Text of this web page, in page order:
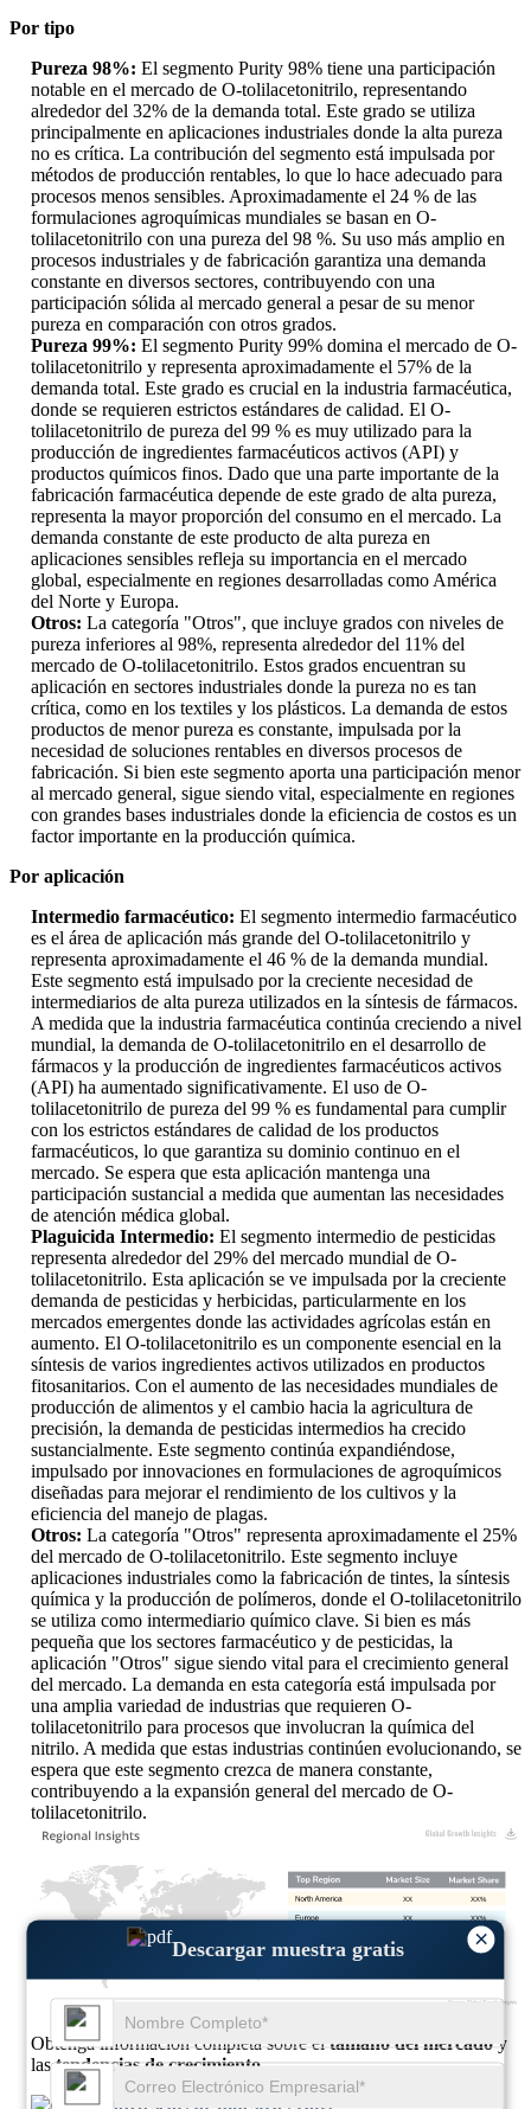
×
Descargar muestra gratis
Por tipo
Pureza 98%: El segmento Purity 98% tiene una participación
notable en el mercado de O-tolilacetonitrilo, representando
alrededor del 32% de la demanda total. Este grado se utiliza
principalmente en aplicaciones industriales donde la alta pureza
no es crítica. La contribución del segmento está impulsada por
métodos de producción rentables, lo que lo hace adecuado para
procesos menos sensibles. Aproximadamente el 24 % de las
formulaciones agroquímicas mundiales se basan en O-
tolilacetonitrilo con una pureza del 98 %. Su uso más amplio en
procesos industriales y de fabricación garantiza una demanda
constante en diversos sectores, contribuyendo con una
participación sólida al mercado general a pesar de su menor
pureza en comparación con otros grados.
Pureza 99%: El segmento Purity 99% domina el mercado de O-
tolilacetonitrilo y representa aproximadamente el 57% de la
demanda total. Este grado es crucial en la industria farmacéutica,
donde se requieren estrictos estándares de calidad. El O-
tolilacetonitrilo de pureza del 99 % es muy utilizado para la
producción de ingredientes farmacéuticos activos (API) y
productos químicos finos. Dado que una parte importante de la
fabricación farmacéutica depende de este grado de alta pureza,
representa la mayor proporción del consumo en el mercado. La
demanda constante de este producto de alta pureza en
aplicaciones sensibles refleja su importancia en el mercado
global, especialmente en regiones desarrolladas como América
del Norte y Europa.
Otros: La categoría "Otros", que incluye grados con niveles de
pureza inferiores al 98%, representa alrededor del 11% del
mercado de O-tolilacetonitrilo. Estos grados encuentran su
aplicación en sectores industriales donde la pureza no es tan
crítica, como en los textiles y los plásticos. La demanda de estos
productos de menor pureza es constante, impulsada por la
necesidad de soluciones rentables en diversos procesos de
fabricación. Si bien este segmento aporta una participación menor
al mercado general, sigue siendo vital, especialmente en regiones
con grandes bases industriales donde la eficiencia de costos es un
factor importante en la producción química.
Por aplicación
Intermedio farmacéutico: El segmento intermedio farmacéutico
es el área de aplicación más grande del O-tolilacetonitrilo y
representa aproximadamente el 46 % de la demanda mundial.
Este segmento está impulsado por la creciente necesidad de
intermediarios de alta pureza utilizados en la síntesis de fármacos.
A medida que la industria farmacéutica continúa creciendo a nivel
mundial, la demanda de O-tolilacetonitrilo en el desarrollo de
fármacos y la producción de ingredientes farmacéuticos activos
(API) ha aumentado significativamente. El uso de O-
tolilacetonitrilo de pureza del 99 % es fundamental para cumplir
con los estrictos estándares de calidad de los productos
farmacéuticos, lo que garantiza su dominio continuo en el
mercado. Se espera que esta aplicación mantenga una
participación sustancial a medida que aumentan las necesidades
de atención médica global.
Plaguicida Intermedio: El segmento intermedio de pesticidas
representa alrededor del 29% del mercado mundial de O-
tolilacetonitrilo. Esta aplicación se ve impulsada por la creciente
demanda de pesticidas y herbicidas, particularmente en los
mercados emergentes donde las actividades agrícolas están en
aumento. El O-tolilacetonitrilo es un componente esencial en la
síntesis de varios ingredientes activos utilizados en productos
fitosanitarios. Con el aumento de las necesidades mundiales de
producción de alimentos y el cambio hacia la agricultura de
precisión, la demanda de pesticidas intermedios ha crecido
sustancialmente. Este segmento continúa expandiéndose,
impulsado por innovaciones en formulaciones de agroquímicos
diseñadas para mejorar el rendimiento de los cultivos y la
eficiencia del manejo de plagas.
Otros: La categoría "Otros" representa aproximadamente el 25%
del mercado de O-tolilacetonitrilo. Este segmento incluye
aplicaciones industriales como la fabricación de tintes, la síntesis
química y la producción de polímeros, donde el O-tolilacetonitrilo
se utiliza como intermediario químico clave. Si bien es más
pequeña que los sectores farmacéutico y de pesticidas, la
aplicación "Otros" sigue siendo vital para el crecimiento general
del mercado. La demanda en esta categoría está impulsada por
una amplia variedad de industrias que requieren O-
tolilacetonitrilo para procesos que involucran la química del
nitrilo. A medida que estas industrias continúen evolucionando, se
espera que este segmento crezca de manera constante,
contribuyendo a la expansión general del mercado de O-
tolilacetonitrilo.
XX
XX%
XX%
XX
XX%
XX
Obtenga información completa sobre eltamaño del mercadoy
lastendencias de crecimiento